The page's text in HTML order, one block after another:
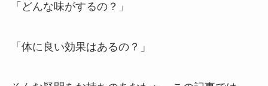
「どんな味がするの？」
「体に良い効果はあるの？」